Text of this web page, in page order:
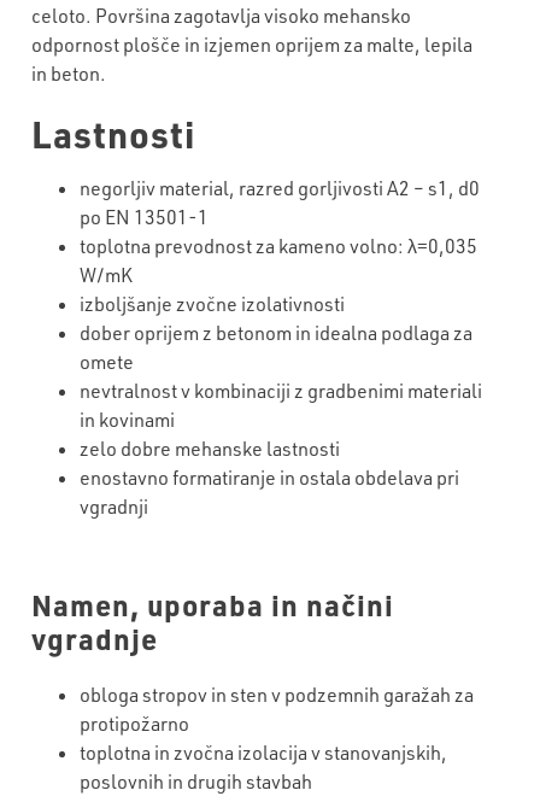
celoto. Površina zagotavlja visoko mehansko
odpornost plošče in izjemen oprijem za malte, lepila
in beton.
Lastnosti
negorljiv material, razred gorljivosti A2 – s1, d0
po EN 13501-1
toplotna prevodnost za kameno volno: λ=0,035
W/mK
izboljšanje zvočne izolativnosti
dober oprijem z betonom in idealna podlaga za
omete
nevtralnost v kombinaciji z gradbenimi materiali
in kovinami
zelo dobre mehanske lastnosti
enostavno formatiranje in ostala obdelava pri
vgradnji
Namen, uporaba in načini
vgradnje
obloga stropov in sten v podzemnih garažah za
protipožarno
toplotna in zvočna izolacija v stanovanjskih,
poslovnih in drugih stavbah